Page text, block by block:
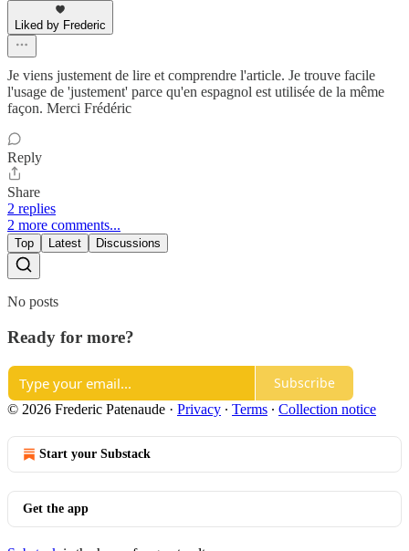
Liked by Frederic
Je viens justement de lire et comprendre l'article. Je trouve facile
l'usage de 'justement' parce qu'en espagnol est utilisée de la même
façon. Merci Frédéric
Reply
Share
2 replies
2 more comments...
Top Latest Discussions
No posts
Ready for more?
Subscribe
© 2026 Frederic Patenaude · Privacy ∙ Terms ∙ Collection notice
Start your Substack
Get the app